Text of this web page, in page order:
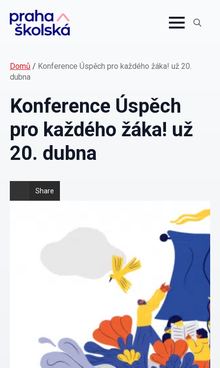
Domů / Konference Úspěch pro každého žáka! už 20.
dubna
Konference Úspěch
pro každého žáka! už
20. dubna
Share